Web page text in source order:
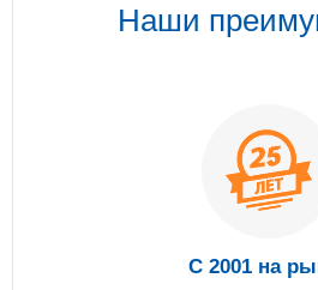
Наши
С 2001 на